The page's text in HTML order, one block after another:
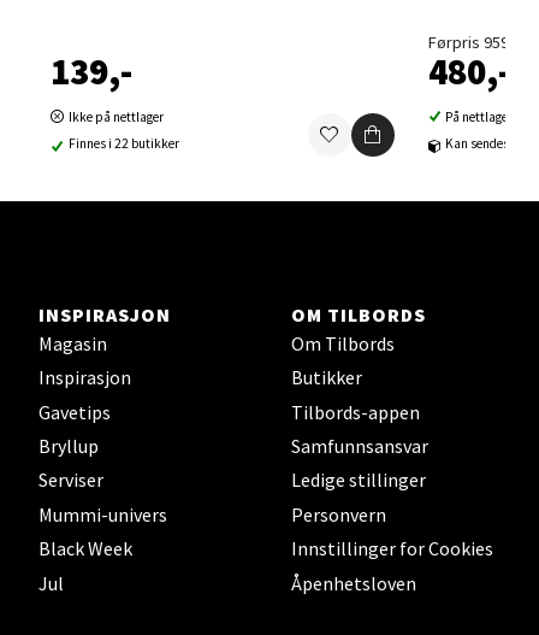
139,-
Ikke på nettlager
Finnes i 22 butikker
Førpris 959,-
480,-
På nettlager
Kan sendes til
INSPIRASJON
Magasin
Inspirasjon
Gavetips
Bryllup
Serviser
Mummi-univers
Black Week
Jul
OM TILBORDS
Om Tilbords
Butikker
Tilbords-appen
Samfunnsansvar
Ledige stillinger
Personvern
Innstillinger for Cookies
Åpenhetsloven
Sortland - Sortland Storsenter
Åpent i dag 10-19
Steinkjer - Thon Senter Steinkjer
Sjøfartsgata 2, 7714 Steinkjer
Åpent i dag 10-20
0 i butikk